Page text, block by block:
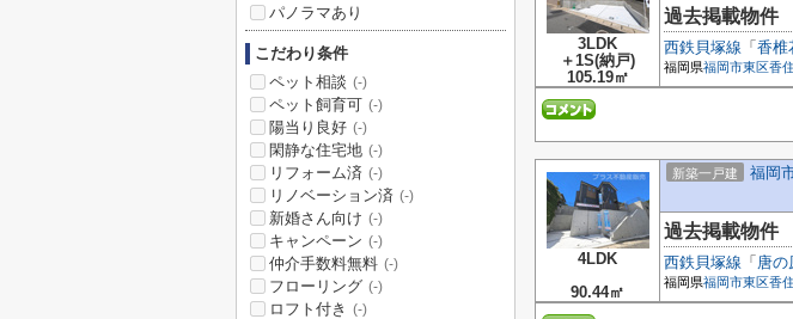
3LDK
＋1S(納戸)
105.19㎡
過去掲載物件
西鉄貝塚線 「 香椎
福岡県福岡市東区香
4LDK
90.44㎡
新築一戸建 福岡
過去掲載物件
西鉄貝塚線 「 唐の
福岡県福岡市東区香
パノラマあり
こだわり条件
ペット相談 (-)
ペット飼育可 (-)
陽当り良好 (-)
閑静な住宅地 (-)
リフォーム済 (-)
リノベーション済 (-)
新婚さん向け (-)
キャンペーン (-)
仲介手数料無料 (-)
フローリング (-)
ロフト付き (-)